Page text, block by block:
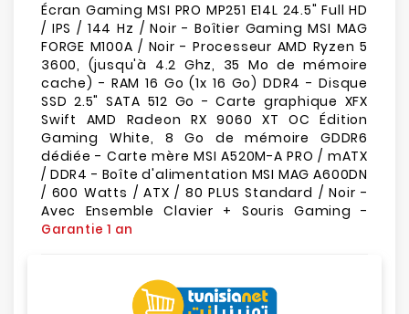
Écran Gaming MSI PRO MP251 E14L 24.5" Full HD
/ IPS / 144 Hz / Noir - Boîtier Gaming MSI MAG
FORGE M100A / Noir - Processeur AMD Ryzen 5
3600, (jusqu'à 4.2 Ghz, 35 Mo de mémoire
cache) - RAM 16 Go (1x 16 Go) DDR4 - Disque
SSD 2.5" SATA 512 Go - Carte graphique XFX
Swift AMD Radeon RX 9060 XT OC Édition
Gaming White, 8 Go de mémoire GDDR6
dédiée - Carte mère MSI A520M-A PRO / mATX
/ DDR4 - Boîte d'alimentation MSI MAG A600DN
/ 600 Watts / ATX / 80 PLUS Standard / Noir -
Avec Ensemble Clavier + Souris Gaming -
Garantie 1 an